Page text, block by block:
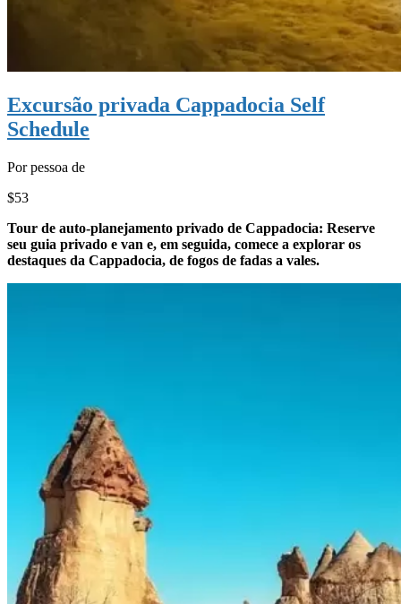
Excursão privada Cappadocia Self
Schedule
Por pessoa de
$53
Tour de auto-planejamento privado de Cappadocia: Reserve
seu guia privado e van e, em seguida, comece a explorar os
destaques da Cappadocia, de fogos de fadas a vales.